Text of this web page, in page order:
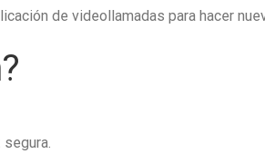
de videollamadas para hacer